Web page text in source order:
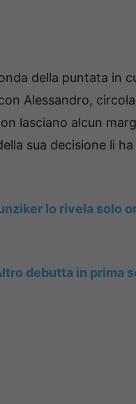
della puntata in
Alessandro,
lasciano alcun
sua decisione li
lo rivela solo
debutta in prima